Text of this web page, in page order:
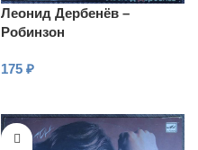
Леонид Дербенёв –
Робинзон
175 ₽